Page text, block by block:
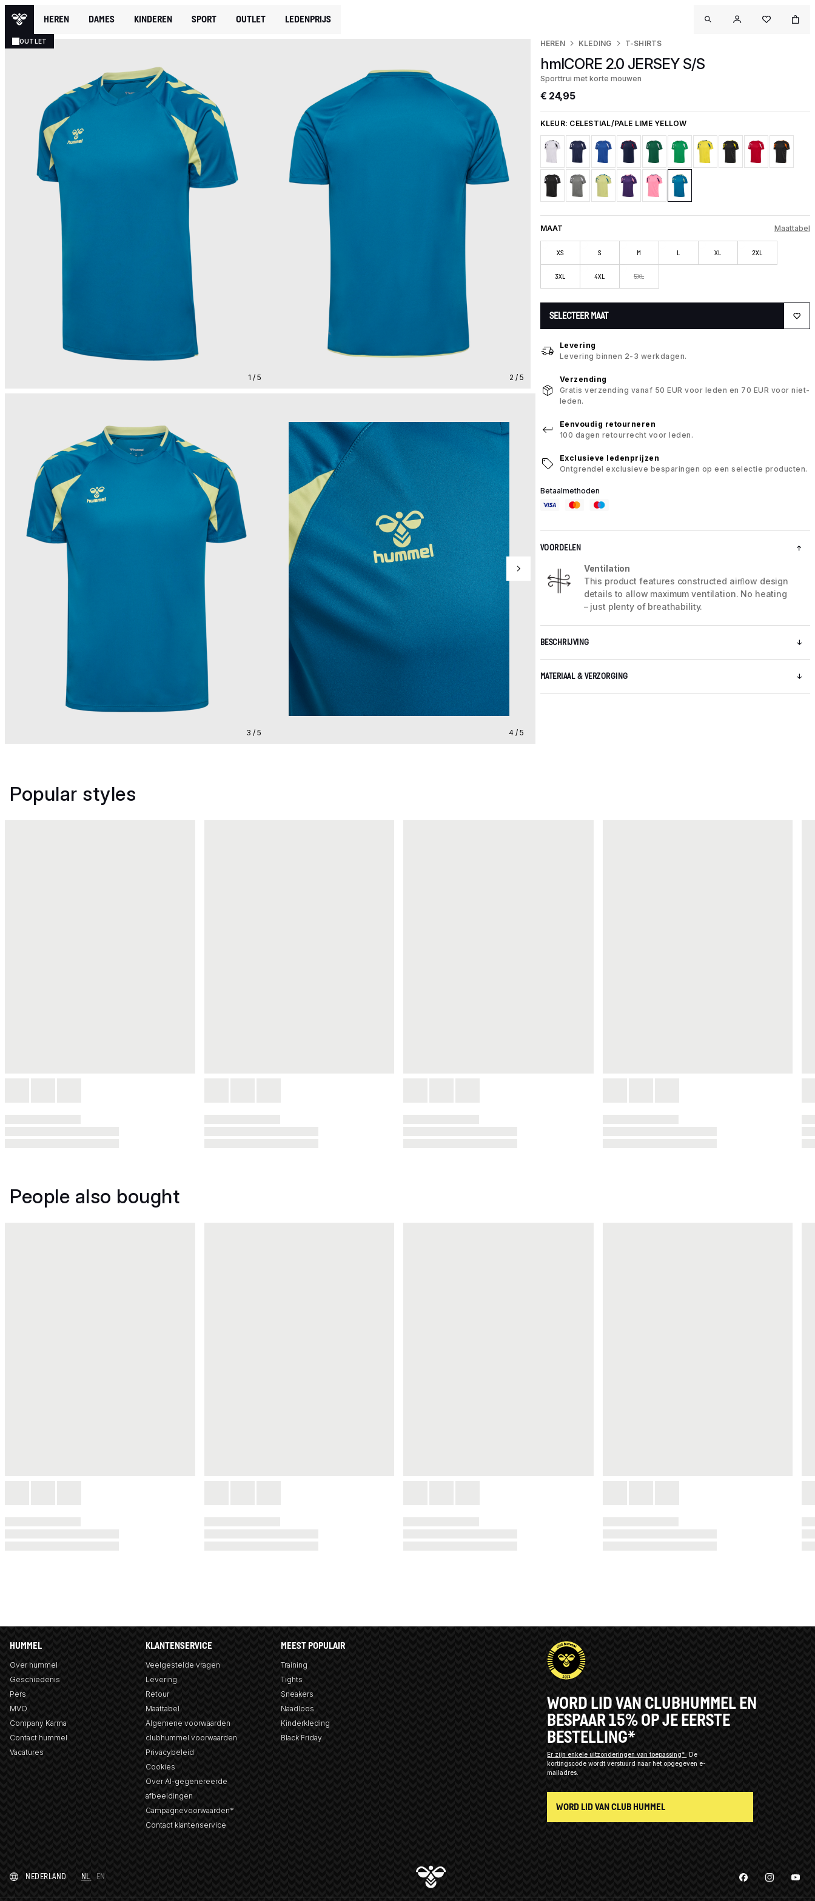
HEREN DAMES KINDEREN SPORT OUTLET LEDENPRIJS
OUTLET
1 / 5 2 / 5
3 / 5 4 / 5
HEREN KLEDING T-SHIRTS
hmlCORE 2.0 JERSEY S/S
Sporttrui met korte mouwen
€ 24,95
KLEUR: CELESTIAL/PALE LIME YELLOW
MAAT Maattabel
XS S M L XL 2XL
3XL 4XL 5XL
SELECTEER MAAT
Levering
Levering binnen 2-3 werkdagen.
Verzending
Gratis verzending vanaf 50 EUR voor leden en 70 EUR voor niet-
leden.
Eenvoudig retourneren
100 dagen retourrecht voor leden.
Exclusieve ledenprijzen
Ontgrendel exclusieve besparingen op een selectie producten.
Betaalmethoden
VOORDELEN
Ventilation
This product features constructed airﬂow design
details to allow maximum ventilation. No heating
– just plenty of breathability.
BESCHRIJVING
MATERIAAL & VERZORGING
Popular styles
People also bought
HUMMEL
Over hummel
Geschiedenis
Pers
MVO
Company Karma
Contact hummel
Vacatures
KLANTENSERVICE
Veelgestelde vragen
Levering
Retour
Maattabel
Algemene voorwaarden
clubhummel voorwaarden
Privacybeleid
Cookies
Over AI-gegenereerde
afbeeldingen
Campagnevoorwaarden*
Contact klantenservice
MEEST POPULAIR
Training
Tights
Sneakers
Naadloos
Kinderkleding
Black Friday
WORD LID VAN CLUBHUMMEL EN
BESPAAR 15% OP JE EERSTE
BESTELLING*
Er zijn enkele uitzonderingen van toepassing* De
kortingscode wordt verstuurd naar het opgegeven e-
mailadres.
WORD LID VAN CLUB HUMMEL
NEDERLAND NL EN